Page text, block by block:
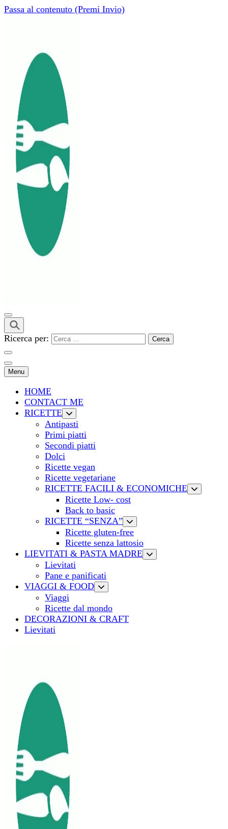
Passa al contenuto (Premi Invio)
Ricerca per:
Menu
HOME
CONTACT ME
RICETTE
Antipasti
Primi piatti
Secondi piatti
Dolci
Ricette vegan
Ricette vegetariane
RICETTE FACILI & ECONOMICHE
Ricette Low- cost
Back to basic
RICETTE “SENZA”
Ricette gluten-free
Ricette senza lattosio
LIEVITATI & PASTA MADRE
Lievitati
Pane e panificati
VIAGGI & FOOD
Viaggi
Ricette dal mondo
DECORAZIONI & CRAFT
Lievitati